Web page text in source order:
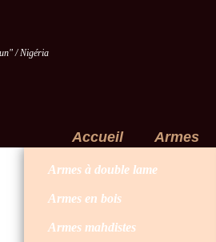
/ Nigéria
Accueil Armes
Armes à double lame
Armes en bois
Armes mahdistes